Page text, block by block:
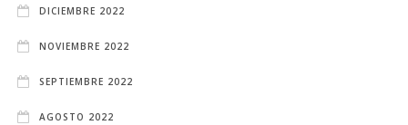
DICIEMBRE 2022
NOVIEMBRE 2022
SEPTIEMBRE 2022
AGOSTO 2022